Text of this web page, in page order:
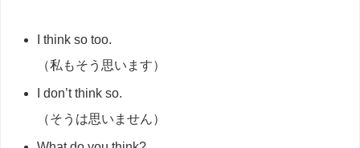
I think so too.
（私もそう思います）
I don’t think so.
（そうは思いません）